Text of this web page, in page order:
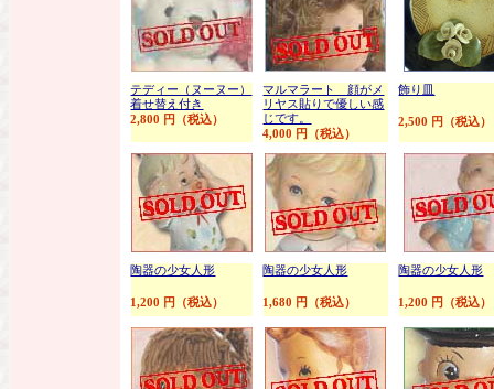
テディー（ヌーヌー）
着せ替え付き
2,800 円（税込）
マルマラート 顔がメ
リヤス貼りで優しい感
じです。
4,000 円（税込）
飾り皿
2,500 円（税込）
陶器の少女人形
1,200 円（税込）
陶器の少女人形
1,680 円（税込）
陶器の少女人形
1,200 円（税込）